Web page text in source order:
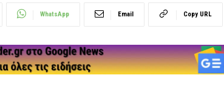
WhatsApp Email Copy URL